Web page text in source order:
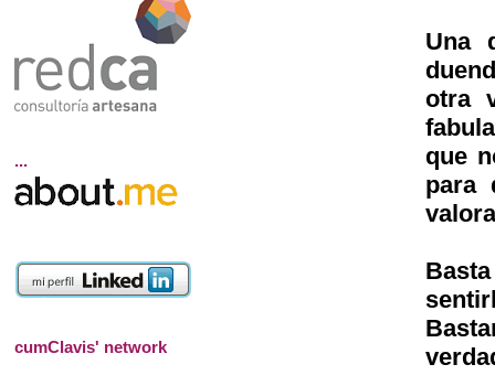
Una
otra
que
para
...
cumClavis' network